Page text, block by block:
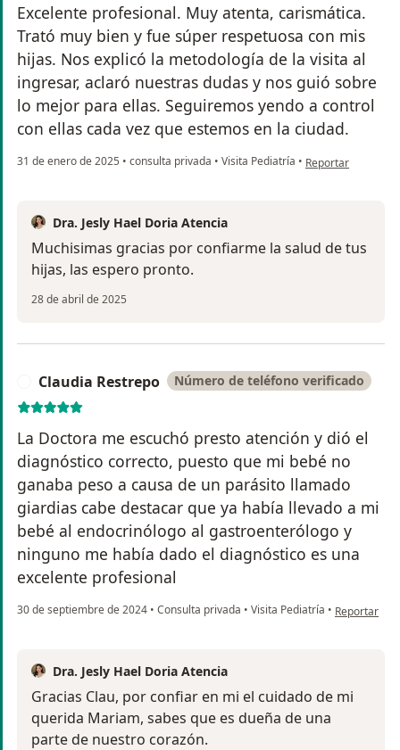
Excelente profesional. Muy atenta, carismática.
Trató muy bien y fue súper respetuosa con mis
hijas. Nos explicó la metodología de la visita al
ingresar, aclaró nuestras dudas y nos guió sobre
lo mejor para ellas. Seguiremos yendo a control
con ellas cada vez que estemos en la ciudad.
31 de enero de 2025 • consulta privada • Visita Pediatría • en opinión del
Reportar
Dra. Jesly Hael Doria Atencia
Muchisimas gracias por confiarme la salud de tus
hijas, las espero pronto.
28 de abril de 2025
Claudia Restrepo Número de teléfono verificado
La Doctora me escuchó presto atención y dió el
diagnóstico correcto, puesto que mi bebé no
ganaba peso a causa de un parásito llamado
giardias cabe destacar que ya había llevado a mi
bebé al endocrinólogo al gastroenterólogo y
ninguno me había dado el diagnóstico es una
excelente profesional
30 de septiembre de 2024 • Consulta privada • Visita Pediatría • en opinión
Reportar
Dra. Jesly Hael Doria Atencia
Gracias Clau, por confiar en mi el cuidado de mi
querida Mariam, sabes que es dueña de una
parte de nuestro corazón.